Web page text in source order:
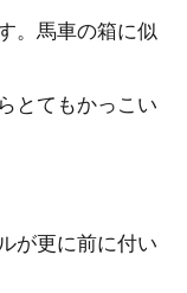
。馬車の箱に似
とてもかっこい
が更に前に付い